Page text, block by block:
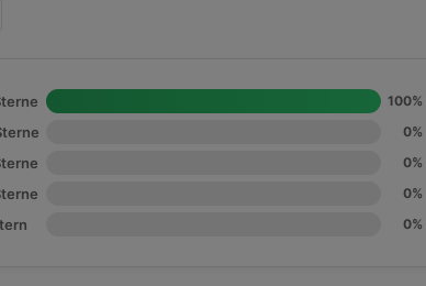
100%
0%
0%
0%
0%